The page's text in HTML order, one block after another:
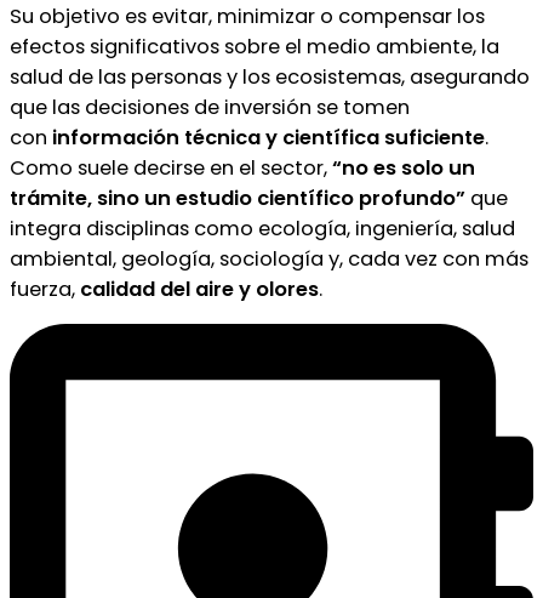
Su objetivo es evitar, minimizar o compensar los
efectos significativos sobre el medio ambiente, la
salud de las personas y los ecosistemas, asegurando
que las decisiones de inversión se tomen
con información técnica y científica suficiente.
Como suele decirse en el sector,“no es solo un
trámite, sino un estudio científico profundo” que
integra disciplinas como ecología, ingeniería, salud
ambiental, geología, sociología y, cada vez con más
fuerza, calidad del aire y olores.